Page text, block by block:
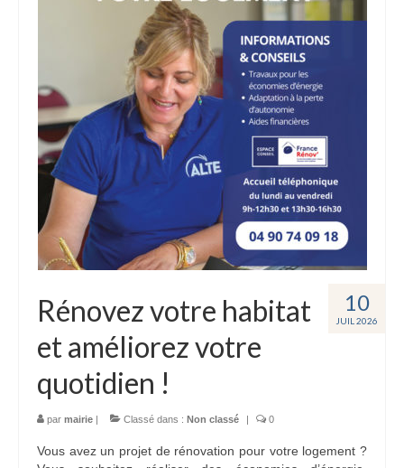
10
JUIL 2026
Rénovez votre habitat
et améliorez votre
quotidien !
par mairie | Classé dans : Non classé | 0
Vous avez un projet de rénovation pour votre logement ?